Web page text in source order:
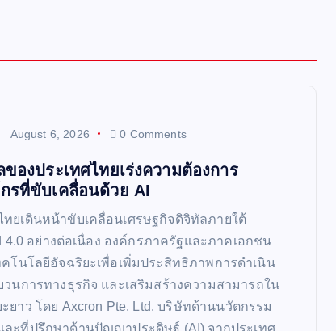
August 6, 2026 0 Comments
องประเทศไทยเร่งความต้องการ
รที่ขับเคลื่อนด้วย AI
ยเดินหน้าขับเคลื่อนเศรษฐกิจดิจิทัลภายใต้
4.0 อย่างต่อเนื่อง องค์กรภาครัฐและภาคเอกชน
คโนโลยีอัจฉริยะเพื่อเพิ่มประสิทธิภาพการดำเนิน
วนการทางธุรกิจ และเสริมสร้างความสามารถใน
ยาว โดย Axcron Pte. Ltd. บริษัทด้านนวัตกรรม
ะที่ปรึกษาด้านปัญญาประดิษฐ์ (AI) จากประเทศ